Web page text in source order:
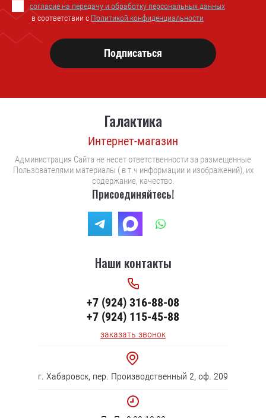
согласие на передачу и обработку персональных данных
в соответствии с Политикой конфиденциальности
Подписаться
Галактика
Интернет-магазин
Администрация Сайта не несет ответственности за размещенные
Пользователями материалы ( в т.ч информации и изображений), их
содержание, качество.
Присоединяйтесь!
Наши контакты
+7 (924) 316-88-08
+7 (924) 115-45-88
заказать звонок
г. Хабаровск, пер. Производственный 2, оф. 209